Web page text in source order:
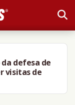
defesa de
visitas de